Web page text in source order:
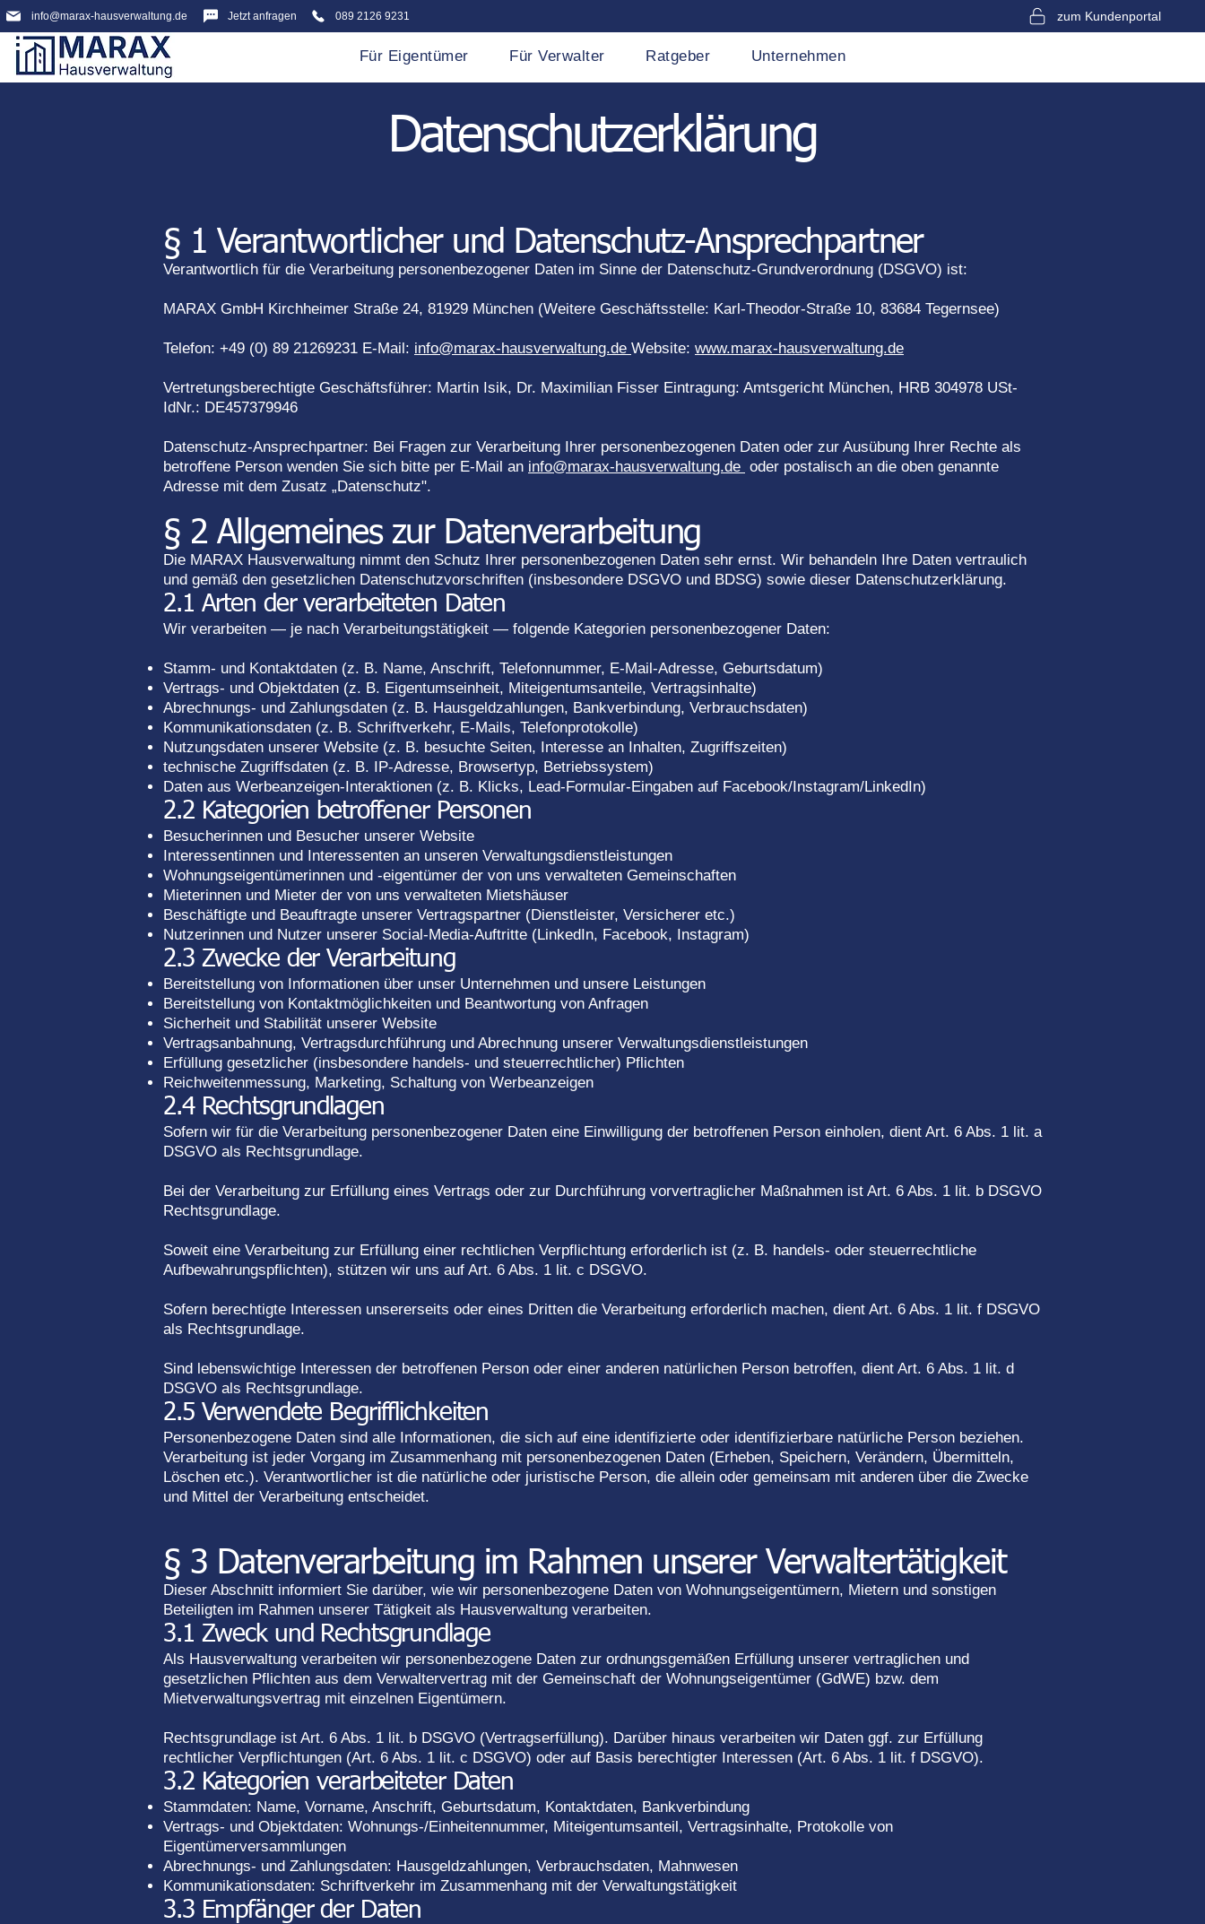
info@marax-hausverwaltung.de Jetzt anfragen 089 2126 9231 zum Kundenportal
Für Eigentümer Für Verwalter Ratgeber Unternehmen
Datenschutzerklärung
§ 1 Verantwortlicher und Datenschutz-Ansprechpartner
Verantwortlich für die Verarbeitung personenbezogener Daten im Sinne der Datenschutz-Grundverordnung (DSGVO) ist:
MARAX GmbH Kirchheimer Straße 24, 81929 München (Weitere Geschäftsstelle: Karl-Theodor-Straße 10, 83684 Tegernsee)
Telefon: +49 (0) 89 21269231 E-Mail: info@marax-hausverwaltung.de Website: www.marax-hausverwaltung.de
Vertretungsberechtigte Geschäftsführer: Martin Isik, Dr. Maximilian Fisser Eintragung: Amtsgericht München, HRB 304978 USt-
IdNr.: DE457379946
Datenschutz-Ansprechpartner: Bei Fragen zur Verarbeitung Ihrer personenbezogenen Daten oder zur Ausübung Ihrer Rechte als
betroffene Person wenden Sie sich bitte per E-Mail an info@marax-hausverwaltung.de oder postalisch an die oben genannte
Adresse mit dem Zusatz „Datenschutz".
§ 2 Allgemeines zur Datenverarbeitung
Die MARAX Hausverwaltung nimmt den Schutz Ihrer personenbezogenen Daten sehr ernst. Wir behandeln Ihre Daten vertraulich
und gemäß den gesetzlichen Datenschutzvorschriften (insbesondere DSGVO und BDSG) sowie dieser Datenschutzerklärung.
2.1 Arten der verarbeiteten Daten
Wir verarbeiten — je nach Verarbeitungstätigkeit — folgende Kategorien personenbezogener Daten:
Stamm- und Kontaktdaten (z. B. Name, Anschrift, Telefonnummer, E-Mail-Adresse, Geburtsdatum)
Vertrags- und Objektdaten (z. B. Eigentumseinheit, Miteigentumsanteile, Vertragsinhalte)
Abrechnungs- und Zahlungsdaten (z. B. Hausgeldzahlungen, Bankverbindung, Verbrauchsdaten)
Kommunikationsdaten (z. B. Schriftverkehr, E-Mails, Telefonprotokolle)
Nutzungsdaten unserer Website (z. B. besuchte Seiten, Interesse an Inhalten, Zugriffszeiten)
technische Zugriffsdaten (z. B. IP-Adresse, Browsertyp, Betriebssystem)
Daten aus Werbeanzeigen-Interaktionen (z. B. Klicks, Lead-Formular-Eingaben auf Facebook/Instagram/LinkedIn)
2.2 Kategorien betroffener Personen
Besucherinnen und Besucher unserer Website
Interessentinnen und Interessenten an unseren Verwaltungsdienstleistungen
Wohnungseigentümerinnen und -eigentümer der von uns verwalteten Gemeinschaften
Mieterinnen und Mieter der von uns verwalteten Mietshäuser
Beschäftigte und Beauftragte unserer Vertragspartner (Dienstleister, Versicherer etc.)
Nutzerinnen und Nutzer unserer Social-Media-Auftritte (LinkedIn, Facebook, Instagram)
2.3 Zwecke der Verarbeitung
Bereitstellung von Informationen über unser Unternehmen und unsere Leistungen
Bereitstellung von Kontaktmöglichkeiten und Beantwortung von Anfragen
Sicherheit und Stabilität unserer Website
Vertragsanbahnung, Vertragsdurchführung und Abrechnung unserer Verwaltungsdienstleistungen
Erfüllung gesetzlicher (insbesondere handels- und steuerrechtlicher) Pflichten
Reichweitenmessung, Marketing, Schaltung von Werbeanzeigen
2.4 Rechtsgrundlagen
Sofern wir für die Verarbeitung personenbezogener Daten eine Einwilligung der betroffenen Person einholen, dient Art. 6 Abs. 1 lit. a
DSGVO als Rechtsgrundlage.
Bei der Verarbeitung zur Erfüllung eines Vertrags oder zur Durchführung vorvertraglicher Maßnahmen ist Art. 6 Abs. 1 lit. b DSGVO
Rechtsgrundlage.
Soweit eine Verarbeitung zur Erfüllung einer rechtlichen Verpflichtung erforderlich ist (z. B. handels- oder steuerrechtliche
Aufbewahrungspflichten), stützen wir uns auf Art. 6 Abs. 1 lit. c DSGVO.
Sofern berechtigte Interessen unsererseits oder eines Dritten die Verarbeitung erforderlich machen, dient Art. 6 Abs. 1 lit. f DSGVO
als Rechtsgrundlage.
Sind lebenswichtige Interessen der betroffenen Person oder einer anderen natürlichen Person betroffen, dient Art. 6 Abs. 1 lit. d
DSGVO als Rechtsgrundlage.
2.5 Verwendete Begrifflichkeiten
Personenbezogene Daten sind alle Informationen, die sich auf eine identifizierte oder identifizierbare natürliche Person beziehen.
Verarbeitung ist jeder Vorgang im Zusammenhang mit personenbezogenen Daten (Erheben, Speichern, Verändern, Übermitteln,
Löschen etc.). Verantwortlicher ist die natürliche oder juristische Person, die allein oder gemeinsam mit anderen über die Zwecke
und Mittel der Verarbeitung entscheidet.
§ 3 Datenverarbeitung im Rahmen unserer Verwaltertätigkeit
Dieser Abschnitt informiert Sie darüber, wie wir personenbezogene Daten von Wohnungseigentümern, Mietern und sonstigen
Beteiligten im Rahmen unserer Tätigkeit als Hausverwaltung verarbeiten.
3.1 Zweck und Rechtsgrundlage
Als Hausverwaltung verarbeiten wir personenbezogene Daten zur ordnungsgemäßen Erfüllung unserer vertraglichen und
gesetzlichen Pflichten aus dem Verwaltervertrag mit der Gemeinschaft der Wohnungseigentümer (GdWE) bzw. dem
Mietverwaltungsvertrag mit einzelnen Eigentümern.
Rechtsgrundlage ist Art. 6 Abs. 1 lit. b DSGVO (Vertragserfüllung). Darüber hinaus verarbeiten wir Daten ggf. zur Erfüllung
rechtlicher Verpflichtungen (Art. 6 Abs. 1 lit. c DSGVO) oder auf Basis berechtigter Interessen (Art. 6 Abs. 1 lit. f DSGVO).
3.2 Kategorien verarbeiteter Daten
Stammdaten: Name, Vorname, Anschrift, Geburtsdatum, Kontaktdaten, Bankverbindung
Vertrags- und Objektdaten: Wohnungs-/Einheitennummer, Miteigentumsanteil, Vertragsinhalte, Protokolle von
Eigentümerversammlungen
Abrechnungs- und Zahlungsdaten: Hausgeldzahlungen, Verbrauchsdaten, Mahnwesen
Kommunikationsdaten: Schriftverkehr im Zusammenhang mit der Verwaltungstätigkeit
3.3 Empfänger der Daten